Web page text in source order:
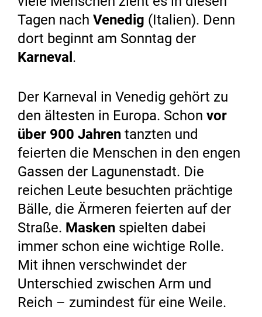
Tagen nach Venedig (Italien). Denn
dort beginnt am Sonntag der
Karneval .
Der Karneval in Venedig gehört zu
den ältesten in Europa. Schon vor
über 900 Jahren tanzten und
feierten die Menschen in den engen
Gassen der Lagunenstadt. Die
reichen Leute besuchten prächtige
Bälle, die Ärmeren feierten auf der
Straße. Masken spielten dabei
immer schon eine wichtige Rolle.
Mit ihnen verschwindet der
Unterschied zwischen Arm und
Reich – zumindest für eine Weile.